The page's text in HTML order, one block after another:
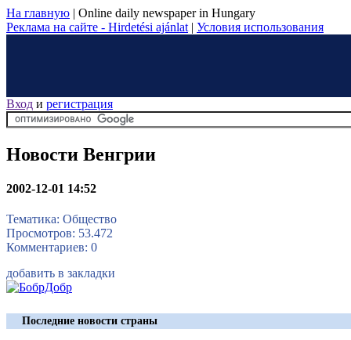
На главную | Online daily newspaper in Hungary
Реклама на сайте - Hirdetési ajánlat | Условия использования
Вход и регистрация
Новости Венгрии
2002-12-01 14:52
Тематика: Общество
Просмотров: 53.472
Комментариев: 0
добавить в закладки
Последние новости страны